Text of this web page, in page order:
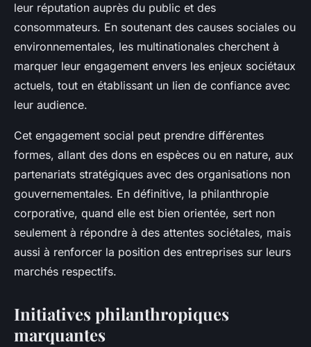
leur réputation auprès du public et des
consommateurs. En soutenant des causes sociales ou
environnementales, les multinationales cherchent à
marquer leur engagement envers les enjeux sociétaux
actuels, tout en établissant un lien de confiance avec
leur audience.
Cet engagement social peut prendre différentes
formes, allant des dons en espèces ou en nature, aux
partenariats stratégiques avec des organisations non
gouvernementales. En définitive, la philanthropie
corporative, quand elle est bien orientée, sert non
seulement à répondre à des attentes sociétales, mais
aussi à renforcer la position des entreprises sur leurs
marchés respectifs.
Initiatives philanthropiques
marquantes